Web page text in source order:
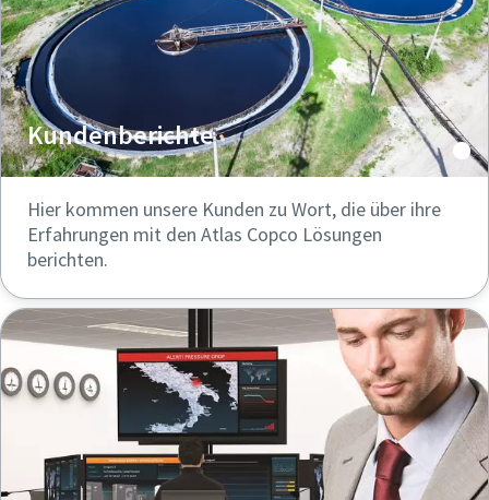
Kundenberichte
Hier kommen unsere Kunden zu Wort, die über ihre
Erfahrungen mit den Atlas Copco Lösungen
berichten.